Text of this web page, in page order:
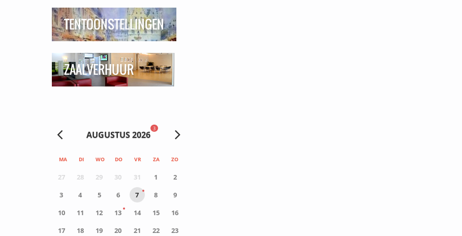
TENTOONSTELLINGEN
ZAALVERHUUR
AUGUSTUS 2026
3
MA DI WO DO VR ZA ZO
27 28 29 30 31 1
2
3
4 5 6 7 8
9
10
11 12 13 14 15
16
17
18 19 20 21 22
23